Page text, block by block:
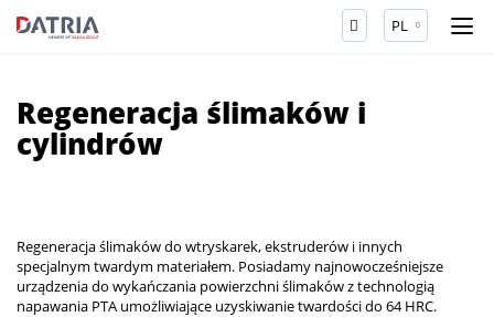
PL
Regeneracja ślimaków i
cylindrów
Regeneracja ślimaków do wtryskarek, ekstruderów i innych
specjalnym twardym materiałem. Posiadamy najnowocześniejsze
urządzenia do wykańczania powierzchni ślimaków z technologią
napawania PTA umożliwiające uzyskiwanie twardości do 64 HRC.